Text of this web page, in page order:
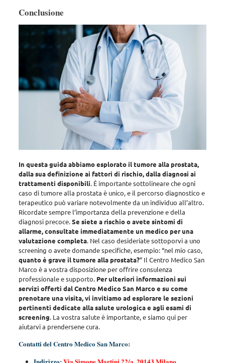
Conclusione
In questa guida abbiamo esplorato il tumore alla prostata,
dalla sua definizione ai fattori di rischio, dalla diagnosi ai
trattamenti disponibili. È importante sottolineare che ogni
caso di tumore alla prostata è unico, e il percorso diagnostico e
terapeutico può variare notevolmente da un individuo all’altro.
Ricordate sempre l’importanza della prevenzione e della
diagnosi precoce.Se siete a rischio o avete sintomi di
allarme, consultate immediatamente un medico per una
valutazione completa. Nel caso desideriate sottoporvi a uno
screening o avete domande specifiche, esempio: “nel mio caso,
quanto è grave il tumore alla prostata?” Il Centro Medico San
Marco è a vostra disposizione per offrire consulenza
professionale e supporto. Per ulteriori informazioni sui
servizi offerti dal Centro Medico San Marco e su come
prenotare una visita, vi invitiamo ad esplorare le sezioni
pertinenti dedicate alla salute urologica e agli esami di
screening. La vostra salute è importante, e siamo qui per
aiutarvi a prendersene cura.
Contatti del Centro Medico San Marco: